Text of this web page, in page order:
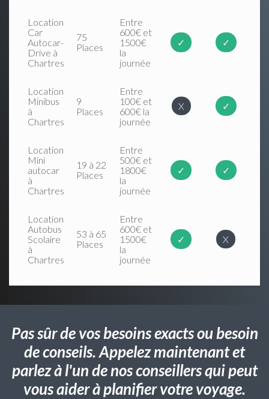
Location
Car
Autocar-
Drive à
Chartres
75
Places
Entre
600€ et
1500€
la
journée
✓ ✓
Location
Minibus
à
Chartres
9
Places
Entre
100€ et
600€ la
journée
X ✓
Location
Mini
autocar
à
Chartres
19 à 22
Places
Entre
500€ et
1800€
la
journée
✓ ✓
Location
Autobus
Scolaire
à
Chartres
53 à 65
Places
Entre
600€ et
1500€
la
journée
✓ X
Pas sûr de vos besoins exacts ou besoin
de conseils. Appelez maintenant et
parlez à l'un de nos conseillers qui peut
vous aider à planifier votre voyage.